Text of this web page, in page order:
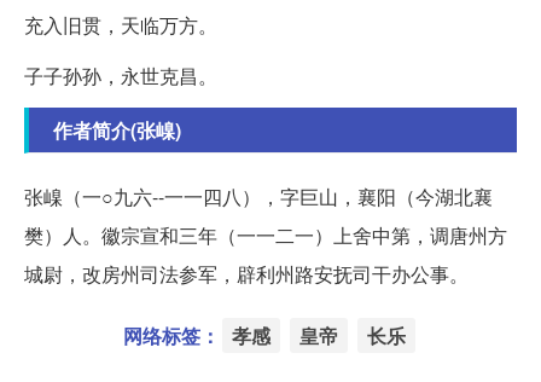
充入旧贯，天临万方。
子子孙孙，永世克昌。
作者简介(张嵲)
张嵲（一○九六--一一四八），字巨山，襄阳（今湖北襄
樊）人。徽宗宣和三年（一一二一）上舍中第，调唐州方
城尉，改房州司法参军，辟利州路安抚司干办公事。
网络标签： 孝感 皇帝 长乐